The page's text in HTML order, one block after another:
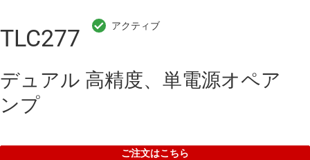
TLC277
デュアル 高精度、単電源オペア
ンプ
ご注文はこちら